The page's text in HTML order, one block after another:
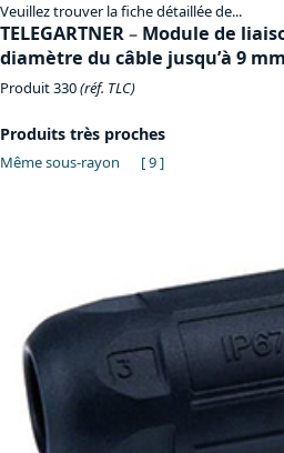
Veuillez trouver la fiche détaillée de...
TELEGARTNER– Module de
diamètre du câble jusqu’à 9
Produit 330(réf. TLC)
Produits très proches
Même sous-rayon [ 9 ]